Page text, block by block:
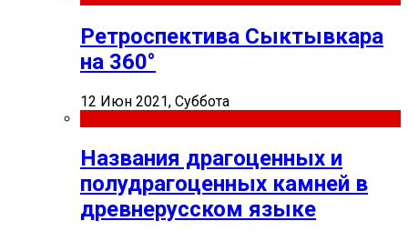
Ретроспектива Сыктывкара
на 360°
12 Июн 2021, Суббота
Названия драгоценных и
полудрагоценных камней в
древнерусском языке